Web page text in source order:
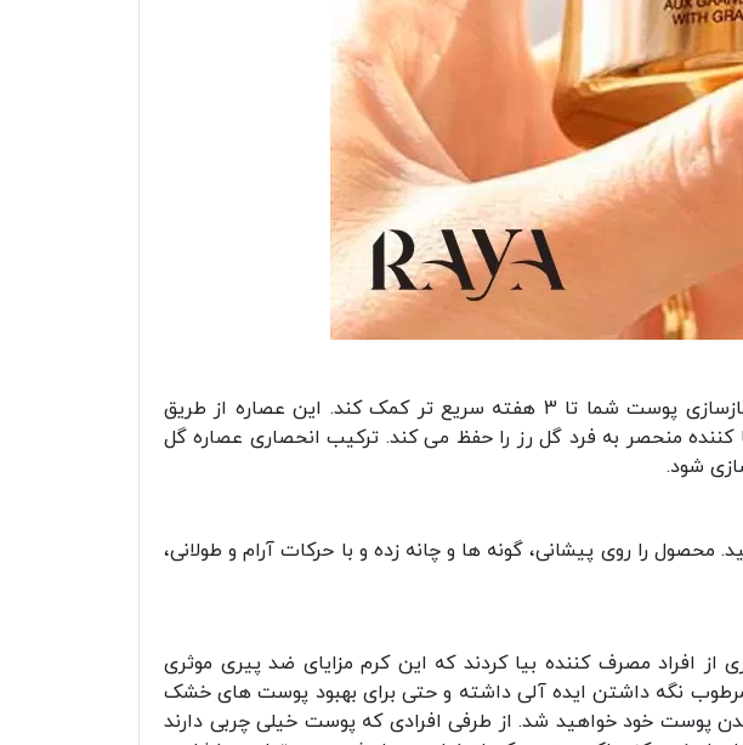
این کرم از بین 20000 هیبریدیزاسیون گل رز، با عصاره گرند رز تزریق شده است تا به بازسازی پوست شما تا 3 هفته سریع تر کمک کند. این عصاره از طریق
منحصر به فرد گل رز را حفظ می کند. ترکیب انحصاری عصاره گل
را روی پیشانی، گونه ها و چانه زده و با حرکات آرام و طولانی،
افراد مصرف کننده بیا کردند که این کرم مزایای ضد پیری موثری
نگه داشتن ایده آلی داشته و حتی برای بهبود پوست های خشک
پوست خود خواهید شد. از طرفی افرادی که پوست خیلی چربی دارند